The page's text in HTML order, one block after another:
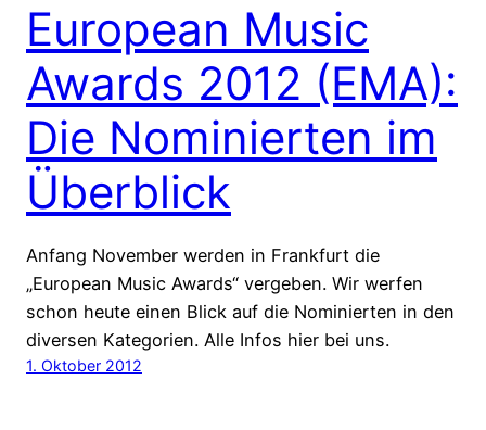
European Music
Awards 2012 (EMA):
Die Nominierten im
Überblick
Anfang November werden in Frankfurt die
„European Music Awards“ vergeben. Wir werfen
schon heute einen Blick auf die Nominierten in den
diversen Kategorien. Alle Infos hier bei uns.
1. Oktober 2012